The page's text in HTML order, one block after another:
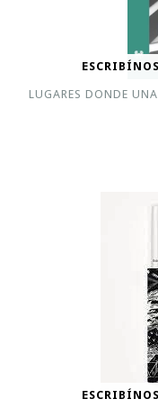
LUGARES DONDE